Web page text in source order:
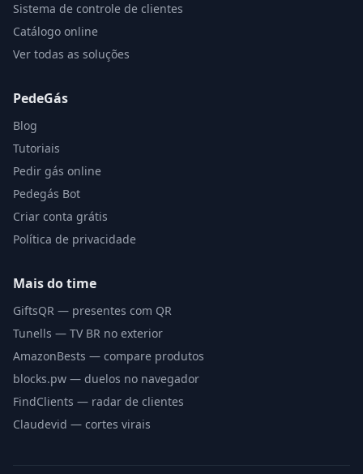
Sistema de controle de clientes
Catálogo online
Ver todas as soluções
PedeGás
Blog
Tutoriais
Pedir gás online
Pedegás Bot
Criar conta grátis
Política de privacidade
Mais do time
GiftsQR — presentes com QR
Tunells — TV BR no exterior
AmazonBests — compare produtos
blocks.pw — duelos no navegador
FindClients — radar de clientes
Claudevid — cortes virais